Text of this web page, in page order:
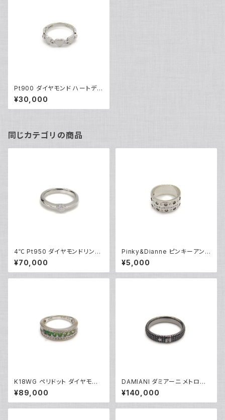
Pt900 ダイヤモンド ハートデザ
インリング プラチナ 指輪 5号 ピ
ンキーリング Y04573
¥30,000
同じカテゴリの商品
4℃ Pt950 ダイヤモンドリング
[True Love] プラチナ 指輪 8
号 Y05242
¥70,000
Pinky&Dianne ピンキーアンド
ダイアン シルバーリング 指輪 9
号 Y04624
¥5,000
K18WG ペリドット ダイヤモンド
デザインリング 18金 ホワイトゴ
ールド 指輪 12号 Y05244
¥89,000
DAMIANI ダミアーニ メトロポ
リタンドリーム 1Pダイヤモンド
リング K18WG 18金 指輪 17号
Y05256
¥140,000